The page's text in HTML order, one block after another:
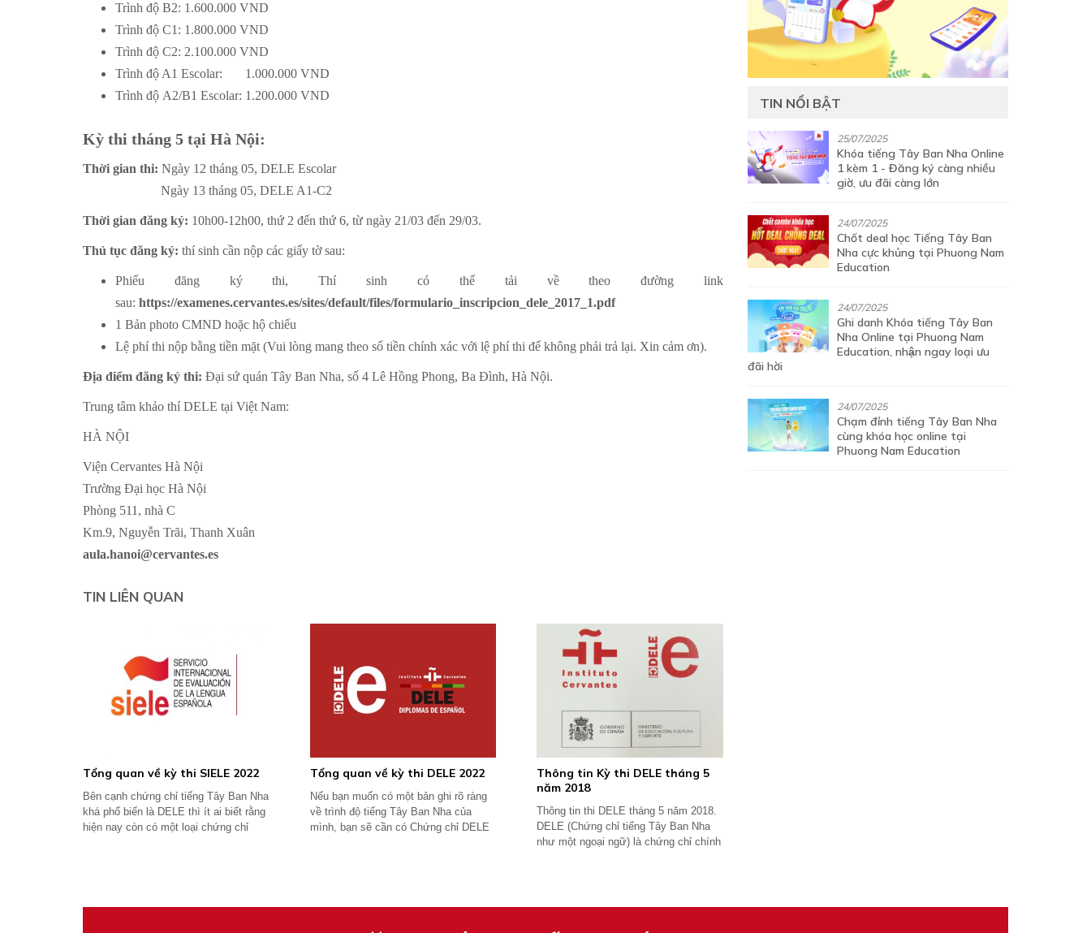
Trình độ B2: 1.600.000 VND
Trình độ C1: 1.800.000 VND
Trình độ C2: 2.100.000 VND
Trình độ A1 Escolar: 1.000.000 VND
Trình độ A2/B1 Escolar: 1.200.000 VND
Kỳ thi tháng 5 tại Hà Nội:
Thời gian thi: Ngày 12 tháng 05, DELE Escolar
Ngày 13 tháng 05, DELE A1-C2
Thời gian đăng ký: 10h00-12h00, thứ 2 đến thứ 6, từ ngày 21/03 đến 29/03.
Thủ tục đăng ký: thí sinh cần nộp các giấy tờ sau:
Phiếu đăng ký thi, Thí sinh có thể tải về theo đường link
sau: https://examenes.cervantes.es/sites/default/files/formulario_inscripcion_dele_2017_1.pdf
1 Bản photo CMND hoặc hộ chiếu
Lệ phí thi nộp bằng tiền mặt (Vui lòng mang theo số tiền chính xác với lệ phí thi để không phải trả lại. Xin cảm ơn).
Địa điểm đăng ký thi: Đại sứ quán Tây Ban Nha, số 4 Lê Hồng Phong, Ba Đình, Hà Nội.
Trung tâm khảo thí DELE tại Việt Nam:
HÀ NỘI
Viện Cervantes Hà Nội
Trường Đại học Hà Nội
Phòng 511, nhà C
Km.9, Nguyễn Trãi, Thanh Xuân
aula.hanoi@cervantes.es
TIN LIÊN QUAN
Tổng quan về kỳ thi SIELE 2022
Bên cạnh chứng chỉ tiếng Tây Ban Nha
khá phổ biến là DELE thì ít ai biết rằng
hiện nay còn có một loại chứng chỉ
Tổng quan về kỳ thi DELE 2022
Nếu bạn muốn có một bản ghi rõ ràng
về trình độ tiếng Tây Ban Nha của
mình, bạn sẽ cần có Chứng chỉ DELE
Thông tin Kỳ thi DELE tháng 5
năm 2018
Thông tin thi DELE tháng 5 năm 2018.
DELE (Chứng chỉ tiếng Tây Ban Nha
như một ngoại ngữ) là chứng chỉ chính
TIN NỔI BẬT
25/07/2025
Khóa tiếng Tây Ban Nha Online
1 kèm 1 - Đăng ký càng nhiều
giờ, ưu đãi càng lớn
24/07/2025
Chốt deal học Tiếng Tây Ban
Nha cực khủng tại Phuong Nam
Education
24/07/2025
Ghi danh Khóa tiếng Tây Ban
Nha Online tại Phuong Nam
Education, nhận ngay loại ưu
đãi hời
24/07/2025
Chạm đỉnh tiếng Tây Ban Nha
cùng khóa học online tại
Phuong Nam Education